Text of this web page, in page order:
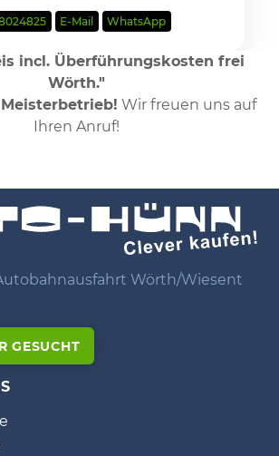
E-Mail WhatsApp
incl. Überführungskosten frei
Wörth."
Wir freuen uns auf
Ihren Anruf!
Wörth/Wiesent
GESUCHT